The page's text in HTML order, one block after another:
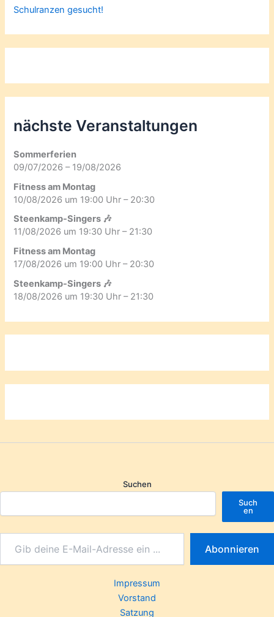
Schulranzen gesucht!
nächste Veranstaltungen
Sommerferien
09/07/2026 – 19/08/2026
Fitness am Montag
10/08/2026 um 19:00 Uhr – 20:30
Steenkamp-Singers 🎶
11/08/2026 um 19:30 Uhr – 21:30
Fitness am Montag
17/08/2026 um 19:00 Uhr – 20:30
Steenkamp-Singers 🎶
18/08/2026 um 19:30 Uhr – 21:30
Suchen
Such
en
Abonnieren
Impressum
Vorstand
Satzung